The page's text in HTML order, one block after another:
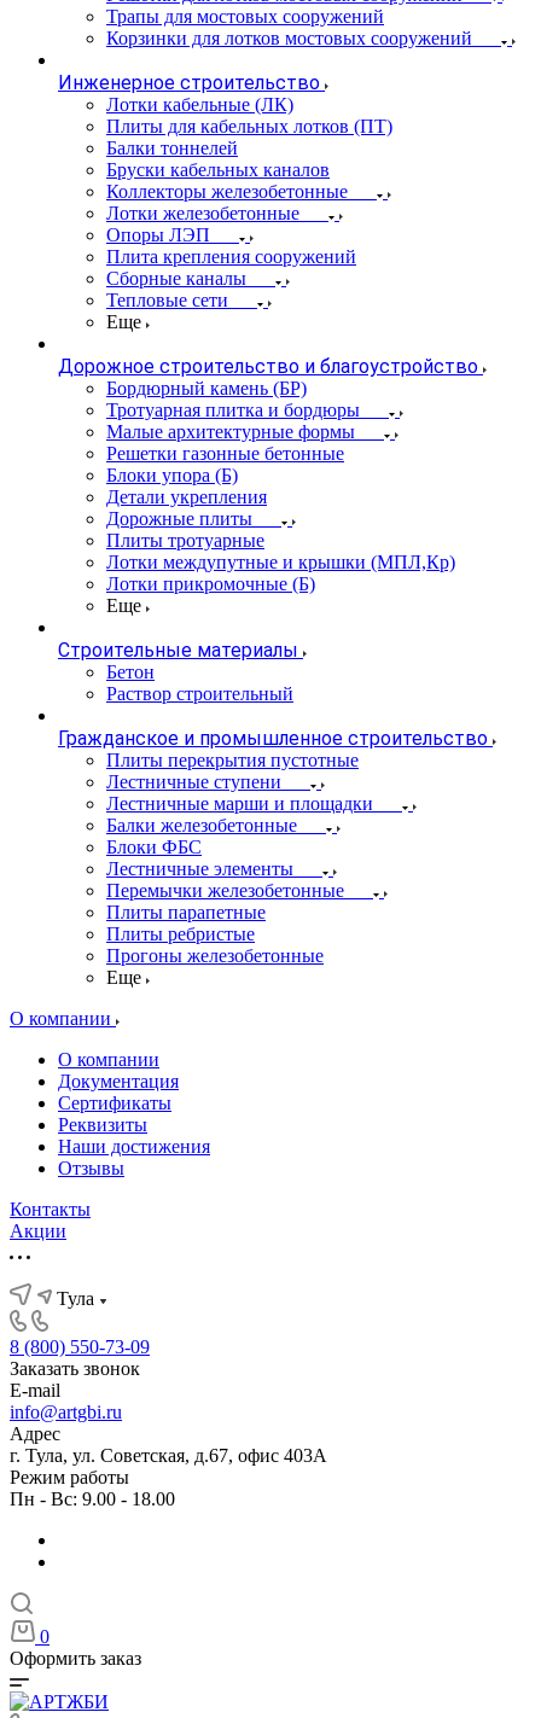
Трапы для мостовых сооружений
Корзинки для лотков мостовых сооружений
Инженерное строительство
Лотки кабельные (ЛК)
Плиты для кабельных лотков (ПТ)
Балки тоннелей
Бруски кабельных каналов
Коллекторы железобетонные
Лотки железобетонные
Опоры ЛЭП
Плита крепления сооружений
Сборные каналы
Тепловые сети
Еще
Дорожное строительство и благоустройство
Бордюрный камень (БР)
Тротуарная плитка и бордюры
Малые архитектурные формы
Решетки газонные бетонные
Блоки упора (Б)
Детали укрепления
Дорожные плиты
Плиты тротуарные
Лотки междупутные и крышки (МПЛ,Кр)
Лотки прикромочные (Б)
Еще
Строительные материалы
Бетон
Раствор строительный
Гражданское и промышленное строительство
Плиты перекрытия пустотные
Лестничные ступени
Лестничные марши и площадки
Балки железобетонные
Блоки ФБС
Лестничные элементы
Перемычки железобетонные
Плиты парапетные
Плиты ребристые
Прогоны железобетонные
Еще
О компании
О компании
Документация
Сертификаты
Реквизиты
Наши достижения
Отзывы
Контакты
Акции
Тула
8 (800) 550-73-09
Заказать звонок
E-mail
info@artgbi.ru
Адрес
г. Тула, ул. Советская, д.67, офис 403А
Режим работы
Пн - Вс: 9.00 - 18.00
0
Оформить заказ